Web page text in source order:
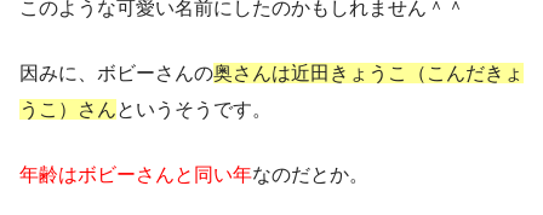
このような可愛い名前にしたのかもしれません＾＾
因みに、ボビーさんの奥さんは近田きょうこ（こんだきょ
うこ）さんというそうです。
年齢はボビーさんと同い年なのだとか。